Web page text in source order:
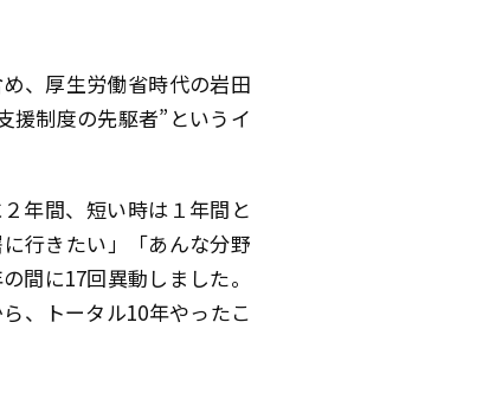
、厚生労働省時代の岩田
援制度の先駆者”というイ
年間、短い時は１年間と
行きたい」「あんな分野
間に17回異動しました。
、トータル10年やったこ